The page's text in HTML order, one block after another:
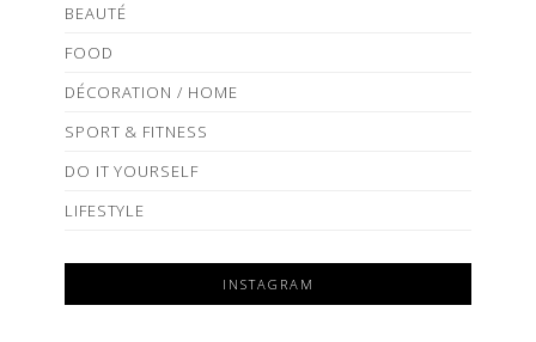
BEAUTÉ
FOOD
DÉCORATION / HOME
SPORT & FITNESS
DO IT YOURSELF
LIFESTYLE
INSTAGRAM